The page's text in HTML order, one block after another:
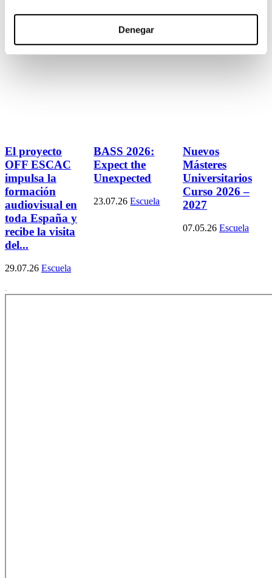
Denegar
El proyecto
OFF ESCAC
impulsa la
formación
audiovisual en
toda España y
recibe la visita
del...
29.07.26 Escuela
BASS 2026:
Expect the
Unexpected
23.07.26 Escuela
Nuevos
Másteres
Universitarios
Curso 2026 –
2027
07.05.26 Escuela